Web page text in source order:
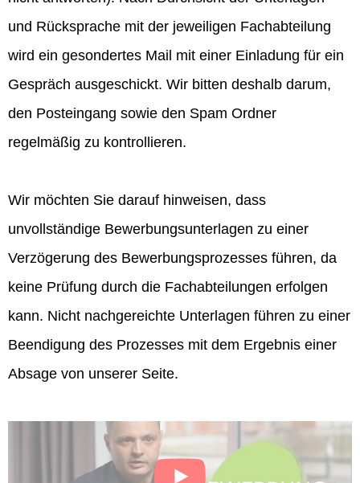
und Rücksprache mit der jeweiligen Fachabteilung
wird ein gesondertes Mail mit einer Einladung für ein
Gespräch ausgeschickt. Wir bitten deshalb darum,
den Posteingang sowie den Spam Ordner
regelmäßig zu kontrollieren.
Wir möchten Sie darauf hinweisen, dass
unvollständige Bewerbungsunterlagen zu einer
Verzögerung des Bewerbungsprozesses führen, da
keine Prüfung durch die Fachabteilungen erfolgen
kann. Nicht nachgereichte Unterlagen führen zu einer
Beendigung des Prozesses mit dem Ergebnis einer
Absage von unserer Seite.